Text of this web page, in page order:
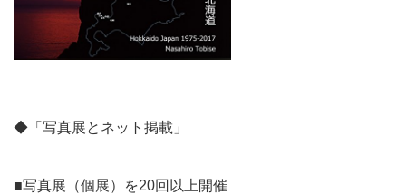
◆「写真展とネット掲載」
■写真展（個展）を20回以上開催